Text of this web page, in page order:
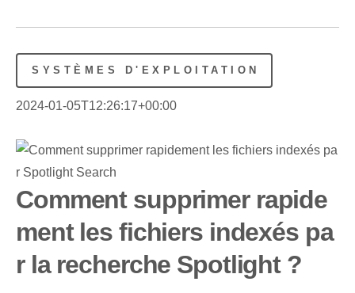
SYSTÈMES D'EXPLOITATION
2024-01-05T12:26:17+00:00
Comment supprimer rapide
ment les fichiers indexés pa
r la recherche Spotlight ?